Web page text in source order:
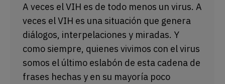
A veces el VIH es de todo menos un virus. A
veces el VIH es una situación que genera
diálogos, interpelaciones y miradas. Y
como siempre, quienes vivimos con el virus
somos el último eslabón de esta cadena de
frases hechas y en su mayoría poco